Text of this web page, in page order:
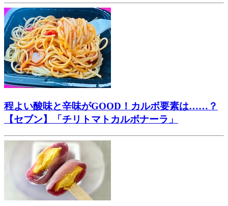
程よい酸味と辛味がGOOD！カルボ要素は……？
【セブン】「チリトマトカルボナーラ」